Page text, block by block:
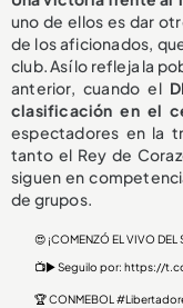
uno de ellos es dar
de los aficionados,
club. Así lo refleja la
anterior, cuando el
clasificación en el
espectadores en la
tanto el Rey de
siguen en
de grupos.
😍 ¡COMENZÓ EL VIVO DEL
📺▶️ Seguilo por:https://
🏆 CONMEBOL